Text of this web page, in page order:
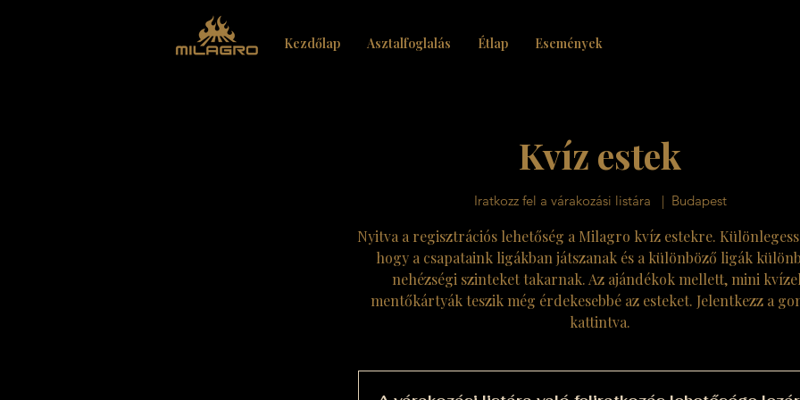
Kezdőlap Asztalfoglalás Étlap Események
Kvíz estek
Iratkozz fel a várakozási listára
  |
Budapest
Nyitva a regisztrációs lehetőség a Milagro kvíz estekre.
hogy a csapataink ligákban játszanak és a különböző ligák
nehézségi szinteket takarnak. Az ajándékok mellett, mini
mentőkártyák teszik még érdekesebbé az esteket. Jelentkezz a
kattintva.